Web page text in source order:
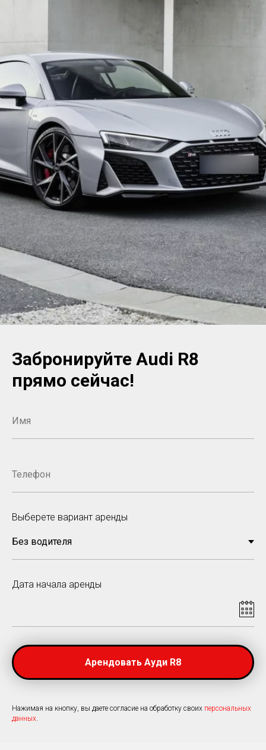
Забронируйте Audi R8
прямо сейчас!
Выберете вариант аренды
Дата начала аренды
Арендовать Ауди R8
Нажимая на кнопку, вы даете согласие на обработку своих персональных
данных.